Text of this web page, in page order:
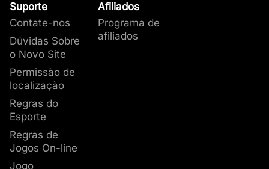
Suporte
Contate-nos
Dúvidas Sobre
o Novo Site
Permissão de
localização
Regras do
Esporte
Regras de
Jogos On-line
Jogo
Afiliados
Programa de
afiliados